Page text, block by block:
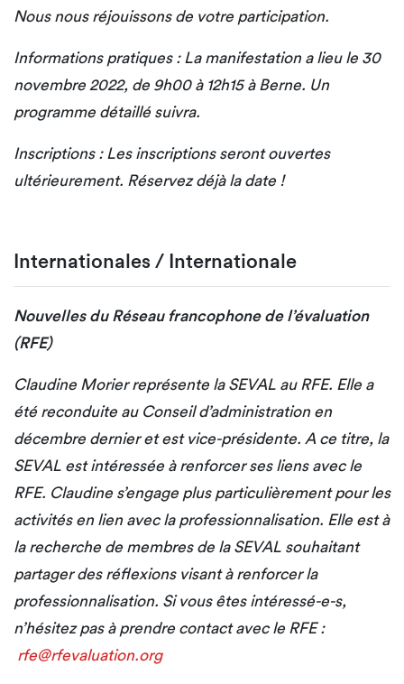
Nous nous réjouissons de votre participation.
Informations pratiques : La manifestation a lieu le 30
novembre 2022, de 9h00 à 12h15 à Berne. Un
programme détaillé suivra.
Inscriptions : Les inscriptions seront ouvertes
ultérieurement. Réservez déjà la date !
Internationales / Internationale
Nouvelles du Réseau francophone de l’évaluation
(RFE)
Claudine Morier représente la SEVAL au RFE. Elle a
été reconduite au Conseil d’administration en
décembre dernier et est vice-présidente. A ce titre, la
SEVAL est intéressée à renforcer ses liens avec le
RFE. Claudine s’engage plus particulièrement pour les
activités en lien avec la professionnalisation. Elle est à
la recherche de membres de la SEVAL souhaitant
partager des réflexions visant à renforcer la
professionnalisation. Si vous êtes intéressé-e-s,
n’hésitez pas à prendre contact avec le RFE :
rfe@rfevaluation.org